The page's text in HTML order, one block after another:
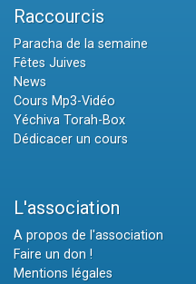
Raccourcis
Paracha de la semaine
Fêtes Juives
News
Cours Mp3-Vidéo
Yéchiva Torah-Box
Dédicacer un cours
L'association
A propos de l'association
Faire un don !
Mentions légales